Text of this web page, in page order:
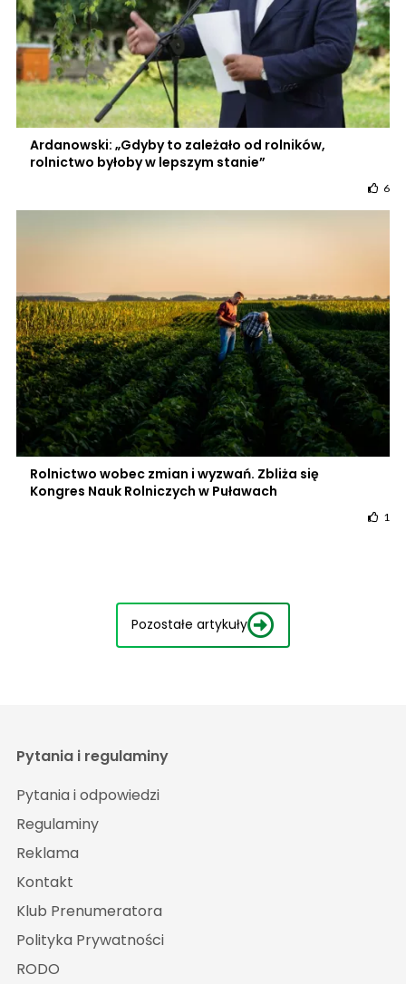
Ardanowski: „Gdyby to zależało od rolników,
rolnictwo byłoby w lepszym stanie”
6
Rolnictwo wobec zmian i wyzwań. Zbliża się
Kongres Nauk Rolniczych w Puławach
1
Pozostałe artykuły
Pytania i regulaminy
Pytania i odpowiedzi
Regulaminy
Reklama
Kontakt
Klub Prenumeratora
Polityka Prywatności
RODO